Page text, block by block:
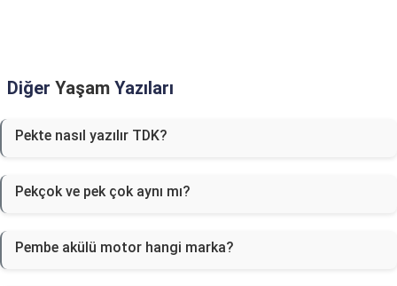
Diğer Yaşam Yazıları
Pekte nasıl yazılır TDK?
Pekçok ve pek çok aynı mı?
Pembe akülü motor hangi marka?